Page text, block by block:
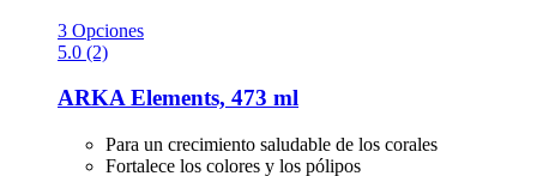
3 Opciones
5.0 (2)
ARKAElements, 473 ml
Para un crecimiento saludable de los corales
Fortalece los colores y los pólipos